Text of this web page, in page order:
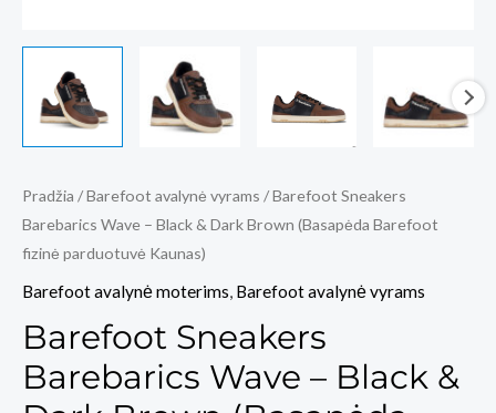
Pradžia /Barefoot avalynė vyrams / Barefoot Sneakers
Barebarics Wave – Black & Dark Brown (Basapėda Barefoot
fizinė parduotuvė Kaunas)
Barefoot avalynė moterims, Barefoot avalynė vyrams
Barefoot Sneakers
Barebarics Wave – Black &